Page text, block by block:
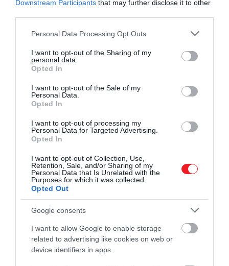
Downstream Participants that may further disclose it to other
Please note that this website/app uses one or more Google
not limited to your visit or usage behaviour. You may click to
grant or deny consent to Google and its third-party tags to
use your data for below specified purposes in below Google
consent section.
Personal Data Processing Opt Outs
I want to opt-out of the Sharing of my
personal data.
Opted In
I want to opt-out of the Sale of my
Personal Data.
Opted In
I want to opt-out of processing my
Personal Data for Targeted Advertising.
Opted In
I want to opt-out of Collection, Use,
Retention, Sale, and/or Sharing of my
Personal Data that Is Unrelated with the
Purposes for which it was collected.
Opted Out
Google consents
I want to allow Google to enable storage
related to advertising like cookies on web or
device identifiers in apps.